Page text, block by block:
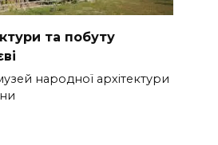
та побуту
народної архітектури